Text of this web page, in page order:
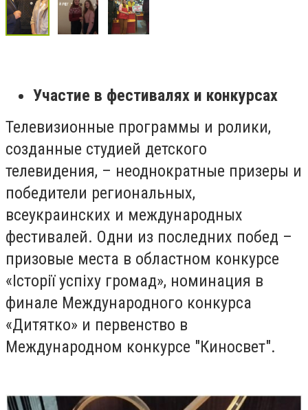
Участие в фестивалях и конкурсах
Телевизионные программы и ролики,
созданные студией детского
телевидения, – неоднократные призеры и
победители региональных,
всеукраинских и международных
фестивалей. Одни из последних побед –
призовые места в областном конкурсе
«Історії успіху громад», номинация в
финале Международного конкурса
«Дитятко» и первенство в
Международном конкурсе "Киносвет".